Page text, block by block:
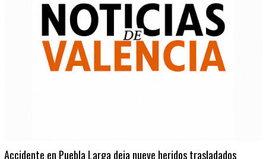
Accidente en Puebla Larga deja nueve heridos trasladados